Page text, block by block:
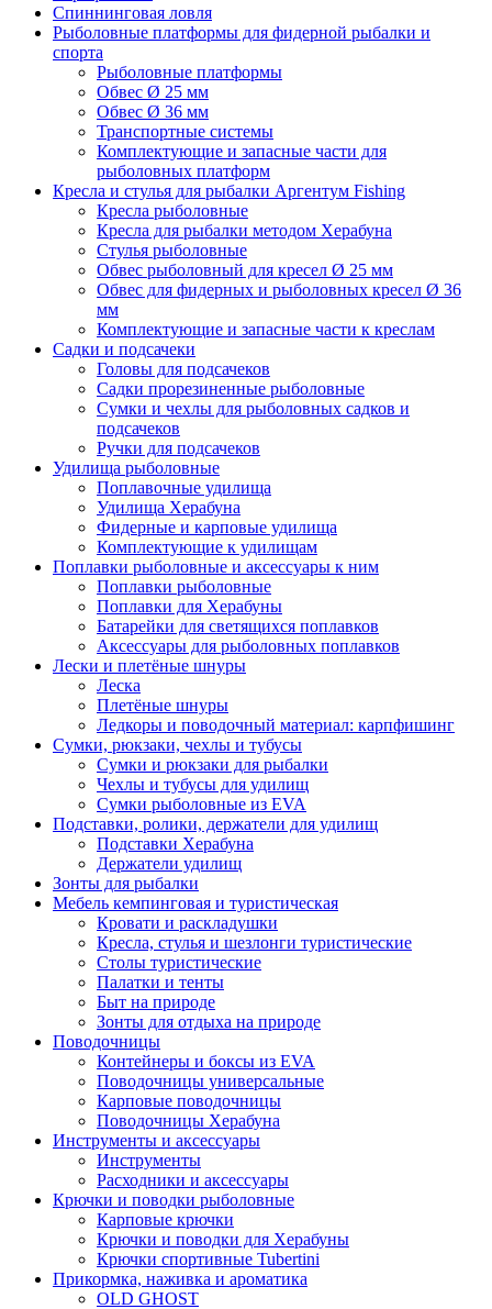
Спиннинговая ловля
Рыболовные платформы для фидерной рыбалки и
спорта
Рыболовные платформы
Обвес Ø 25 мм
Обвес Ø 36 мм
Транспортные системы
Комплектующие и запасные части для
рыболовных платформ
Кресла и стулья для рыбалки Аргентум Fishing
Кресла рыболовные
Кресла для рыбалки методом Херабуна
Стулья рыболовные
Обвес рыболовный для кресел Ø 25 мм
Обвес для фидерных и рыболовных кресел Ø 36
мм
Комплектующие и запасные части к креслам
Садки и подсачеки
Головы для подсачеков
Садки прорезиненные рыболовные
Сумки и чехлы для рыболовных садков и
подсачеков
Ручки для подсачеков
Удилища рыболовные
Поплавочные удилища
Удилища Херабуна
Фидерные и карповые удилища
Комплектующие к удилищам
Поплавки рыболовные и аксессуары к ним
Поплавки рыболовные
Поплавки для Херабуны
Батарейки для светящихся поплавков
Аксессуары для рыболовных поплавков
Лески и плетёные шнуры
Леска
Плетёные шнуры
Ледкоры и поводочный материал: карпфишинг
Сумки, рюкзаки, чехлы и тубусы
Сумки и рюкзаки для рыбалки
Чехлы и тубусы для удилищ
Сумки рыболовные из EVA
Подставки, ролики, держатели для удилищ
Подставки Херабуна
Держатели удилищ
Зонты для рыбалки
Мебель кемпинговая и туристическая
Кровати и раскладушки
Кресла, стулья и шезлонги туристические
Столы туристические
Палатки и тенты
Быт на природе
Зонты для отдыха на природе
Поводочницы
Контейнеры и боксы из EVA
Поводочницы универсальные
Карповые поводочницы
Поводочницы Херабуна
Инструменты и аксессуары
Инструменты
Расходники и аксессуары
Крючки и поводки рыболовные
Карповые крючки
Крючки и поводки для Херабуны
Крючки спортивные Tubertini
Прикормка, наживка и ароматика
OLD GHOST